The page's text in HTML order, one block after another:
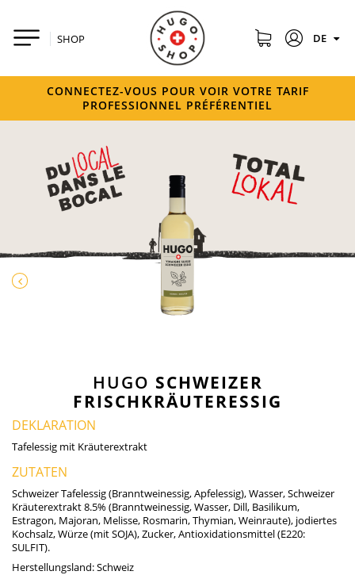
SHOP DE
CONNECTEZ-VOUS POUR VOIR VOTRE TARIF
PROFESSIONNEL PRÉFÉRENTIEL
HUGO SCHWEIZER
FRISCHKRÄUTERESSIG
DEKLARATION
Tafelessig mit Kräuterextrakt
ZUTATEN
Schweizer Tafelessig (Branntweinessig, Apfelessig), Wasser, Schweizer
Kräuterextrakt 8.5% (Branntweinessig, Wasser, Dill, Basilikum,
Estragon, Majoran, Melisse, Rosmarin, Thymian, Weinraute), jodiertes
Kochsalz, Würze (mit SOJA), Zucker, Antioxidationsmittel (E220:
SULFIT).
Herstellungsland:Schweiz